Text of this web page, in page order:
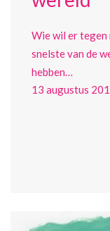
Wie wil er tegen
snelste van de
hebben…
13 augustus